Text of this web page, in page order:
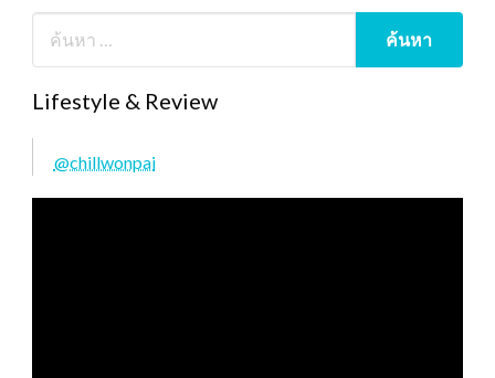
Lifestyle & Review
@chillwonpai